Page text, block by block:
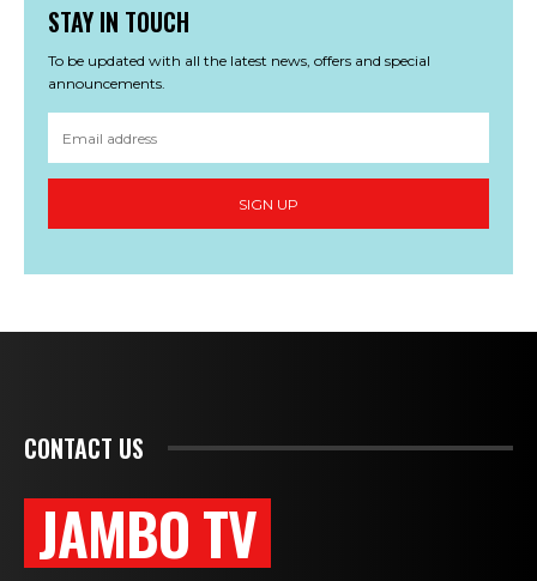
STAY IN TOUCH
To be updated with all the latest news, offers and special
announcements.
SIGN UP
CONTACT US
JAMBO TV